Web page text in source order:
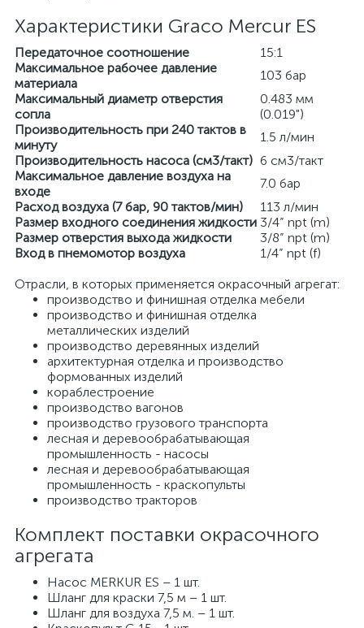
Характеристики Graco Mercur ES
Передаточное соотношение
15:1
Максимальное рабочее давление
материала
103 бар
Максимальный диаметр отверстия
сопла
0.483 мм
(0.019")
Производительность при 240 тактов в
минуту
1.5 л/мин
Производительность насоса (см3/такт) 6 см3/такт
Максимальное давление воздуха на
входе
7.0 бар
Расход воздуха (7 бар, 90 тактов/мин)
113 л/мин
Размер входного соединения жидкости 3/4” npt (m)
Размер отверстия выхода жидкости
3/8” npt (m)
Вход в пнемомотор воздуха
1/4” npt (f)
Отрасли, в которых применяется окрасочный агрегат:
производство и финишная отделка мебели
производство и финишная отделка
металлических изделий
производство деревянных изделий
архитектурная отделка и производство
формованных изделий
кораблестроение
производство вагонов
производство грузового транспорта
лесная и деревообрабатывающая
промышленность - насосы
лесная и деревообрабатывающая
промышленность - краскопульты
производство тракторов
Комплект поставки окрасочного
агрегата
Насос MERKUR ES – 1 шт.
Шланг для краски 7,5 м – 1 шт.
Шланг для воздуха 7,5 м. – 1 шт.